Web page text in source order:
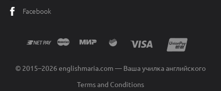
Facebook
© 2015–2026 englishmaria.com — Ваша училка английского
Terms and Conditions